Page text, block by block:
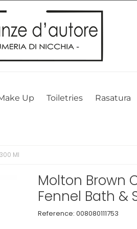
acconsenti alla nostra politica
Up Toiletries Rasatura
Ml
Molton Brown
Fennel Bath &
Reference: 008080111753